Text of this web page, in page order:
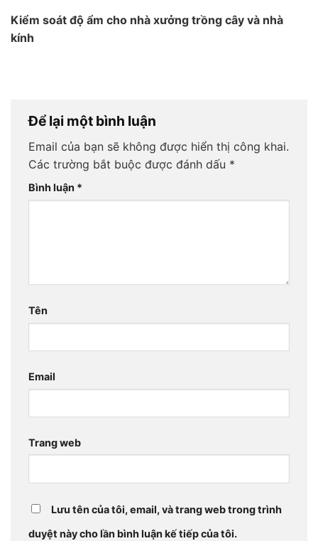
Kiểm soát độ ẩm cho nhà xưởng trồng cây và nhà
kính
Để lại một bình luận
Email của bạn sẽ không được hiển thị công khai.
Các trường bắt buộc được đánh dấu *
Bình luận *
Tên
Email
Trang web
Lưu tên của tôi, email, và trang web trong trình
duyệt này cho lần bình luận kế tiếp của tôi.